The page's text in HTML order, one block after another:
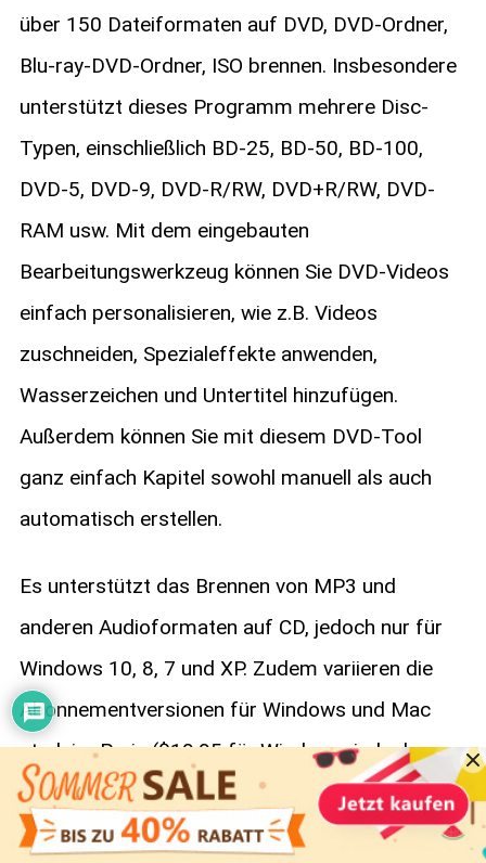
über 150 Dateiformaten auf DVD, DVD-Ordner,
Blu-ray-DVD-Ordner, ISO brennen. Insbesondere
unterstützt dieses Programm mehrere Disc-
Typen, einschließlich BD-25, BD-50, BD-100,
DVD-5, DVD-9, DVD-R/RW, DVD+R/RW, DVD-
RAM usw. Mit dem eingebauten
Bearbeitungswerkzeug können Sie DVD-Videos
einfach personalisieren, wie z.B. Videos
zuschneiden, Spezialeffekte anwenden,
Wasserzeichen und Untertitel hinzufügen.
Außerdem können Sie mit diesem DVD-Tool
ganz einfach Kapitel sowohl manuell als auch
automatisch erstellen.
Es unterstützt das Brennen von MP3 und
anderen Audioformaten auf CD, jedoch nur für
Windows 10, 8, 7 und XP. Zudem variieren die
Abonnementversionen für Windows und Mac
stark im Preis ($19,95 für Windows, jedoch
$39,95 für Mac).